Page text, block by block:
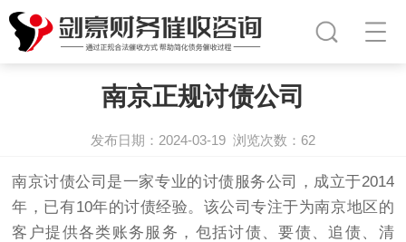
南京正规讨债公司
发布日期：2024-03-19 浏览次数： 62
南京讨债公司 是一家专业的讨债服务公司，成立于2014
年，已有10年的讨债经验。该公司专注于为南京地区的
客户提供各类账务服务，包括讨债、要债、追债、清